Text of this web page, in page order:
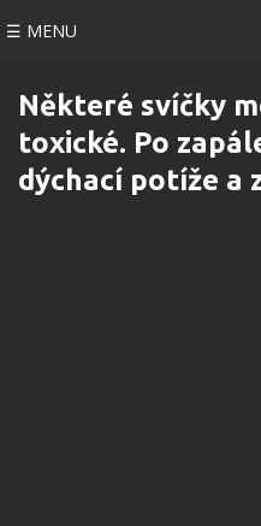
☰ MENU
Některé svíčky
toxické. Po
dýchací potíže a